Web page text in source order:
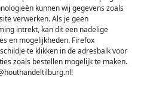
kunnen wij gegevens zoals
verwerken. Als je geen
intrekt, kan dit een nadelige
en mogelijkheden. Firefox
te klikken in de adresbalk voor
zoals bestellen mogelijk te maken.